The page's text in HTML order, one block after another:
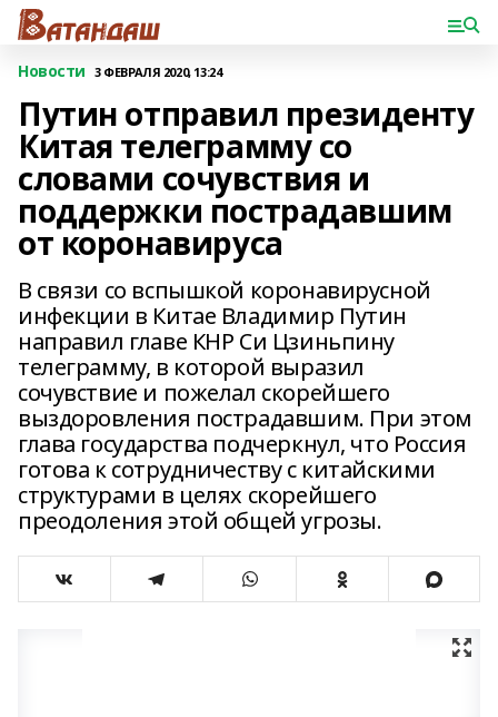
Новости 3 ФЕВРАЛЯ 2020, 13:24
Путин отправил президенту
Китая телеграмму со
словами сочувствия и
поддержки пострадавшим
от коронавируса
В связи со вспышкой коронавирусной
инфекции в Китае Владимир Путин
направил главе КНР Си Цзиньпину
телеграмму, в которой выразил
сочувствие и пожелал скорейшего
выздоровления пострадавшим. При этом
глава государства подчеркнул, что Россия
готова к сотрудничеству с китайскими
структурами в целях скорейшего
преодоления этой общей угрозы.